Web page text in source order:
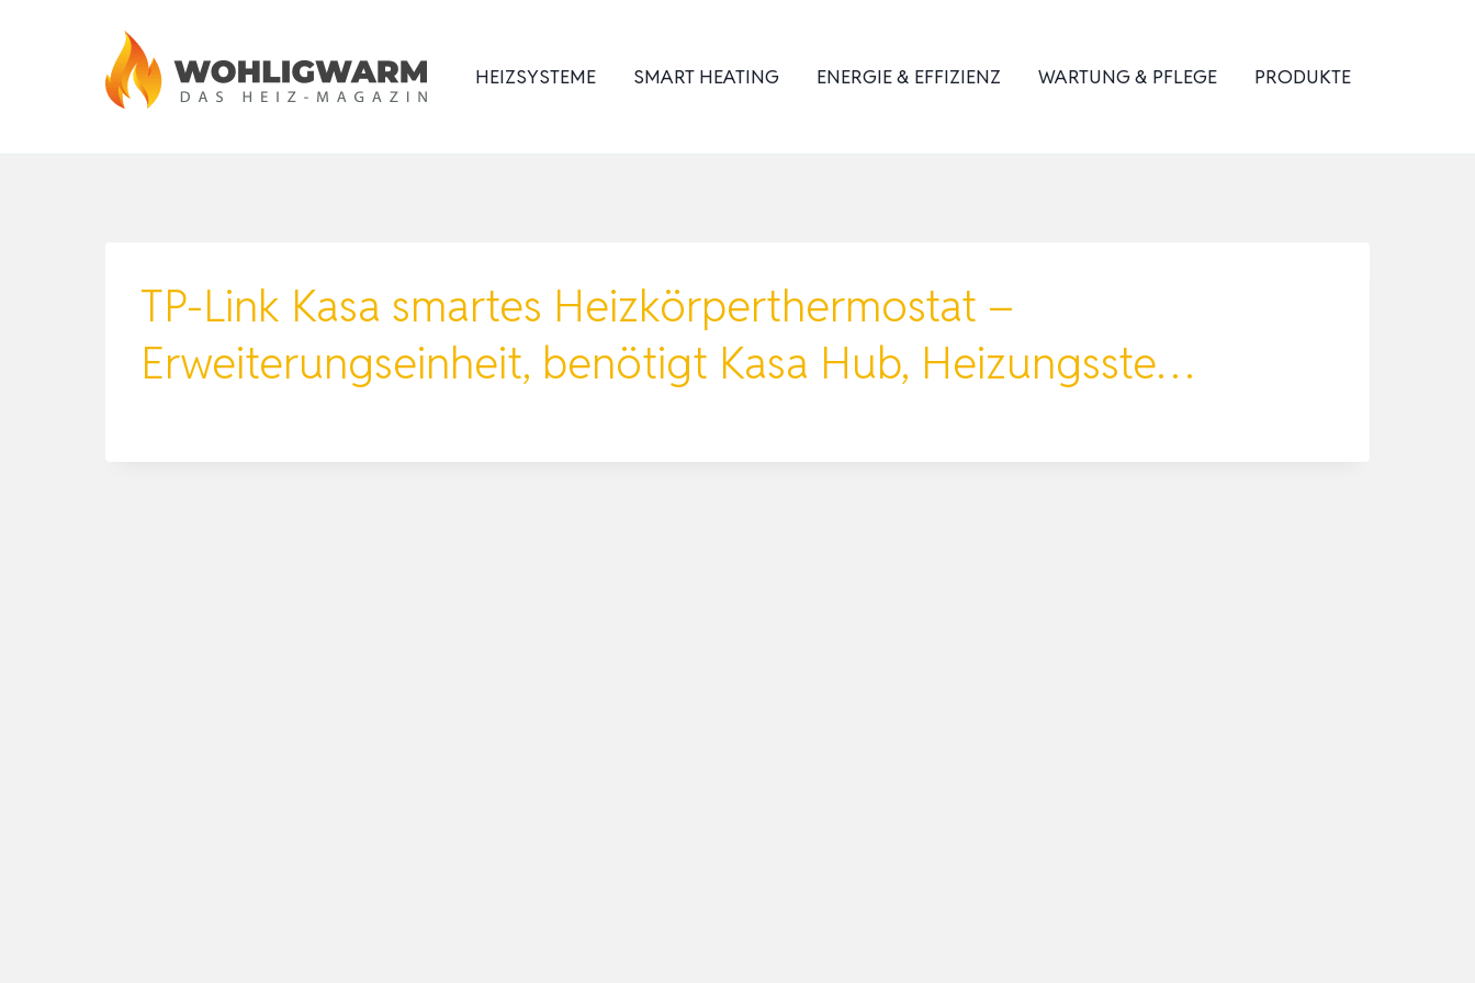
HEIZSYSTEME SMART HEATING ENERGIE & EFFIZIENZ WARTUNG & PFLEGE PRODUKTE
TP-Link Kasa smartes Heizkörperthermostat –
Erweiterungseinheit, benötigt Kasa Hub, Heizungsste…